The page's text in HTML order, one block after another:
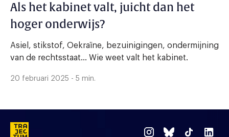
Als het kabinet valt, juicht dan het
hoger onderwijs?
Asiel, stikstof, Oekraïne, bezuinigingen, ondermijning
van de rechtsstaat… Wie weet valt het kabinet.
20 februari 2025 - 5 min.